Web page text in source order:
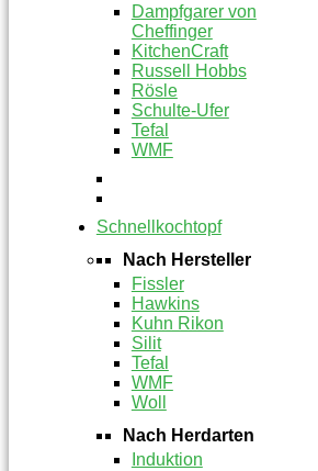
Dampfgarer von
Cheffinger
KitchenCraft
Russell Hobbs
Rösle
Schulte-Ufer
Tefal
WMF
Schnellkochtopf
Nach Hersteller
Fissler
Hawkins
Kuhn Rikon
Silit
Tefal
WMF
Woll
Nach Herdarten
Induktion